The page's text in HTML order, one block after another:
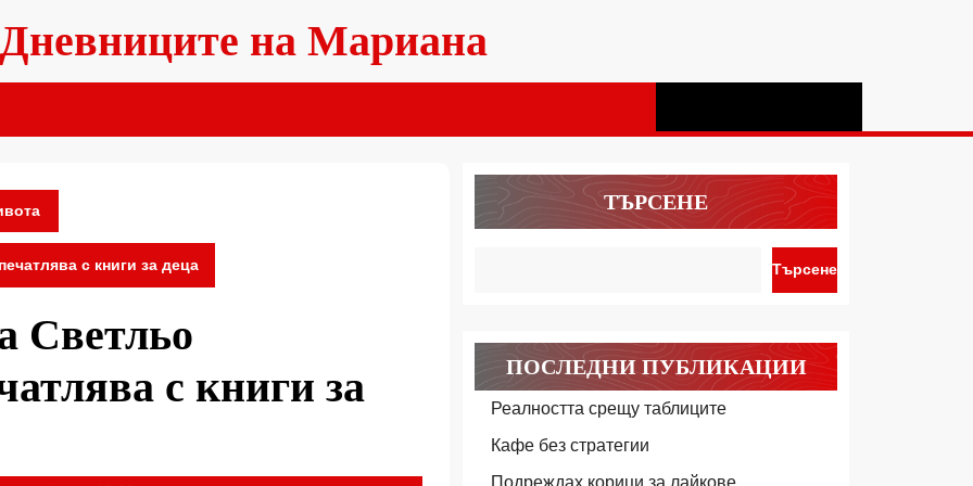
Дневниците на Мариана
с книги за деца
Светльо
с книги за
ТЪРСЕНЕ
Търсене
ПОСЛЕДНИ ПУБЛИКАЦИИ
Реалността срещу таблиците
Кафе без стратегии
Подреждах корици за лайкове